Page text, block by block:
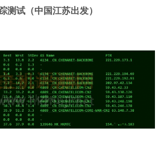
测试（中国江苏出发）